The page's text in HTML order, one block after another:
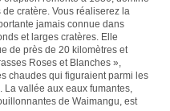
cratère. Vous réaliserez la
jamais connue dans
et larges cratères. Elle
de près de 20 kilomètres et
Roses et Blanches »,
chaudes qui figuraient parmi les
vallée aux eaux fumantes,
de Waimangu, est